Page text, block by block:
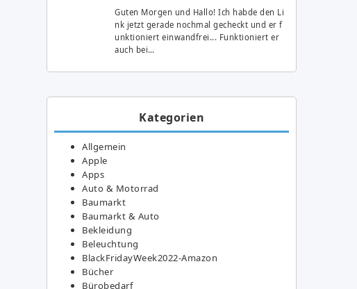
Guten Morgen und Hallo! Ich habde den Li
nk jetzt gerade nochmal gecheckt und er f
unktioniert einwandfrei... Funktioniert er
auch bei…
Kategorien
Allgemein
Apple
Apps
Auto & Motorrad
Baumarkt
Baumarkt & Auto
Bekleidung
Beleuchtung
BlackFridayWeek2022-Amazon
Bücher
Bürobedarf